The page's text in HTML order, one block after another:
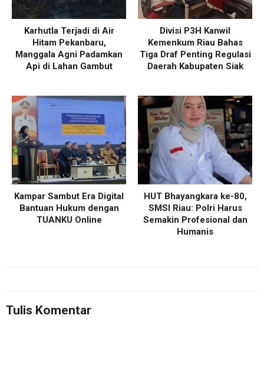
Karhutla Terjadi di Air
Hitam Pekanbaru,
Manggala Agni Padamkan
Api di Lahan Gambut
Divisi P3H Kanwil
Kemenkum Riau Bahas
Tiga Draf Penting Regulasi
Daerah Kabupaten Siak
Kampar Sambut Era Digital
Bantuan Hukum dengan
TUANKU Online
HUT Bhayangkara ke-80,
SMSI Riau: Polri Harus
Semakin Profesional dan
Humanis
Tulis Komentar